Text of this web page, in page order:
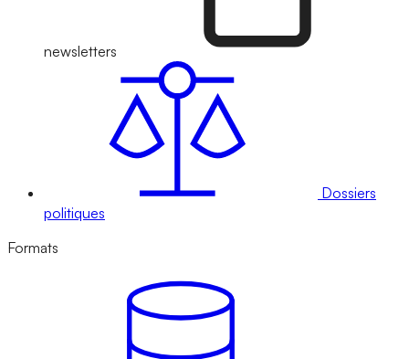
newsletters
Dossiers
politiques
Formats